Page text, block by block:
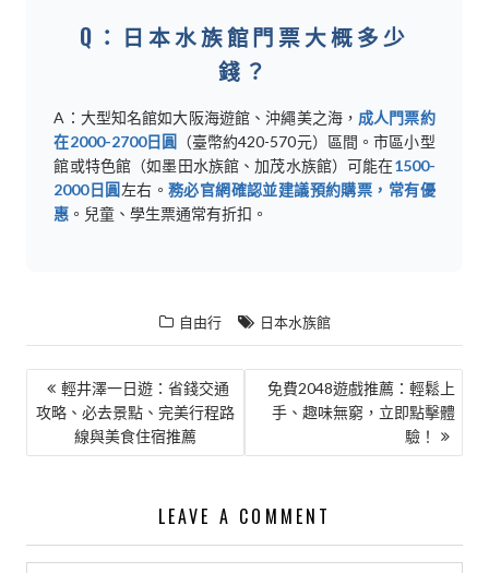
Q：日本水族館門票大概多少
錢？
A：大型知名館如大阪海遊館、沖繩美之海， 成人門票約
在2000-2700日圓
（臺幣約420-570元）區間。市區小型
館或特色館（如墨田水族館、加茂水族館）可能在1500-
2000日圓 左右。 務必官網確認並建議預約購票，常有優
惠 。兒童、學生票通常有折扣。
自由行 日本水族館
文
章
導
輕井澤一日遊：省錢交通
攻略、必去景點、完美行程路
線與美食住宿推薦
免費2048遊戲推薦：輕鬆上
手、趣味無窮，立即點擊體
驗！
LEAVE A COMMENT